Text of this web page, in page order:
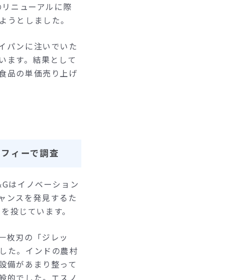
ニューアルに際
としました。
パンに注いでいた
ます。結果として
品の単価売り上げ
ィーで調査
はイノベーション
ンスを発見するた
投じています。
枚刃の「ジレッ
た。インドの農村
備があまり整って
的でした。エスノ